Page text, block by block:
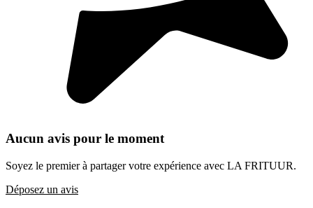
Aucun avis pour le moment
Soyez le premier à partager votre expérience avec LA FRITUUR.
Déposez un avis